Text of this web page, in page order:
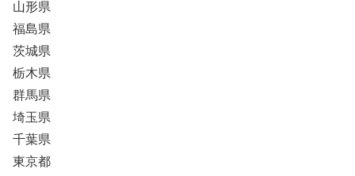
山形県
福島県
茨城県
栃木県
群馬県
埼玉県
千葉県
東京都